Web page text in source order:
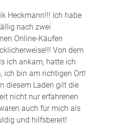
Heckmann!!! Ich habe
nach zwei
Online-Käufen
Von dem
ich ankam, hatte ich
ich bin am richtigen Ort!
diesem Laden gilt die
nicht nur erfahrenen
auch für mich als
und hilfsbereit!